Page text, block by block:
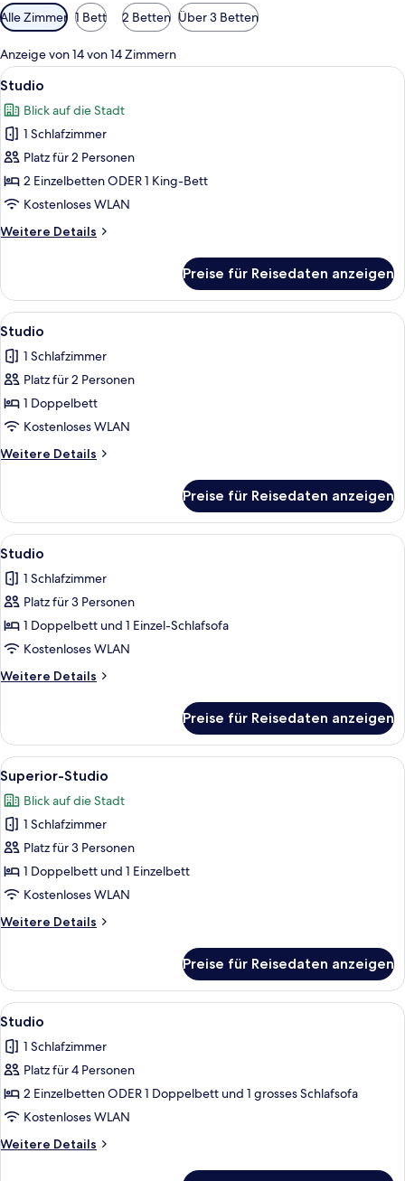
Verfügbare
Filter
für
Zimmer
Alle Zimmer 1 Bett 2 Betten Über 3 Betten
Anzeige von 14 von 14 Zimmern
Alle
Fotos
für
Studio
anzeigen
Ein modernes Hotelzimmer mit
10
Studio
Blick auf die Stadt
1 Schlafzimmer
Platz für 2 Personen
2 Einzelbetten ODER 1 King-Bett
Kostenloses WLAN
Weitere Details
Weitere
Preise für Reisedaten anzeigen
Alle
Fotos
für
Studio
anzeigen
Ein modernes Hotelzimmer mit
9
Studio
1 Schlafzimmer
Platz für 2 Personen
1 Doppelbett
Kostenloses WLAN
Weitere Details
Weitere
Preise für Reisedaten anzeigen
Alle
Fotos
für
Studio
anzeigen
Ein modernes Schlafzimmer mit
10
Studio
1 Schlafzimmer
Platz für 3 Personen
1 Doppelbett und 1 Einzel-Schlafsofa
Kostenloses WLAN
Weitere Details
Weitere
Preise für Reisedaten anzeigen
Alle
Fotos
für
Superior-
Studio
anzeigen
Ein modernes Hotelzimmer mit
8
Superior-Studio
Blick auf die Stadt
1 Schlafzimmer
Platz für 3 Personen
1 Doppelbett und 1 Einzelbett
Kostenloses WLAN
Weitere Details
Weitere
Studio
Preise für Reisedaten anzeigen
Alle
Fotos
für
Studio
anzeigen
Ein Hotelzimmer mit Bett, einem an
11
Studio
1 Schlafzimmer
Platz für 4 Personen
2 Einzelbetten ODER 1 Doppelbett und 1 grosses Schlafsofa
Kostenloses WLAN
Weitere Details
Weitere